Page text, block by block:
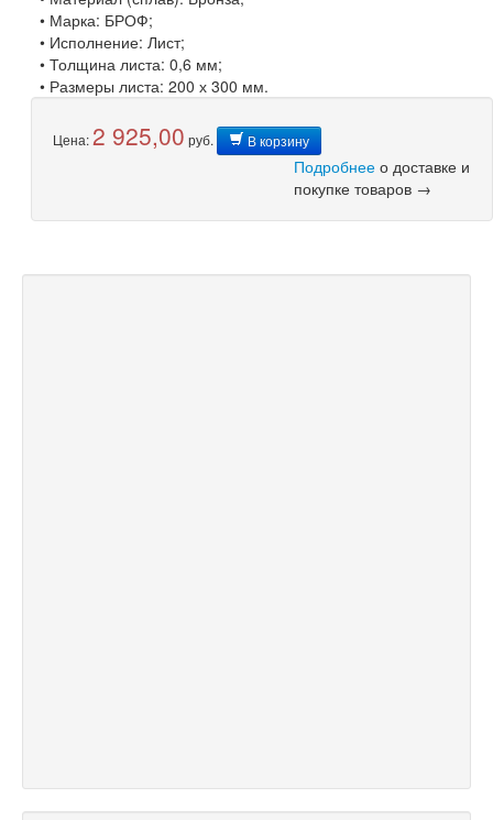
• Марка: БРОФ;
• Исполнение: Лист;
• Толщина листа: 0,6 мм;
• Размеры листа: 200 х 300 мм.
Цена: 2 925,00 руб. В корзину
Подробнее о доставке и
покупке товаров →